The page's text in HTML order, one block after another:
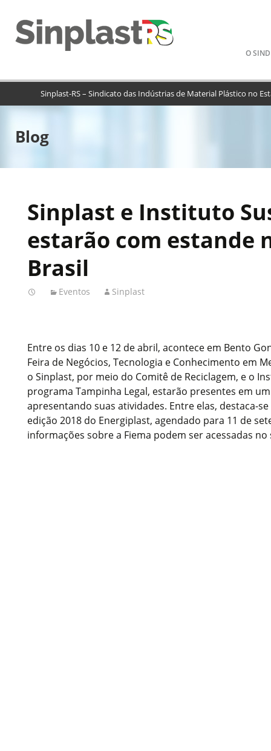
Pular
o
O
Sinplast-RS – Sindicato das Indústrias de Material Plástico no
Blog
Sinplast e Instituto
estarão com estande
Brasil
Eventos Sinplast
Entre os dias 10 e 12 de abril, acontece em Bento
Feira de Negócios, Tecnologia e Conhecimento em
o Sinplast, por meio do Comitê de Reciclagem, e o
programa Tampinha Legal, estarão presentes em
apresentando suas atividades. Entre elas, destaca-
edição 2018 do Energiplast, agendado para 11 de
informações sobre a Fiema podem ser acessadas